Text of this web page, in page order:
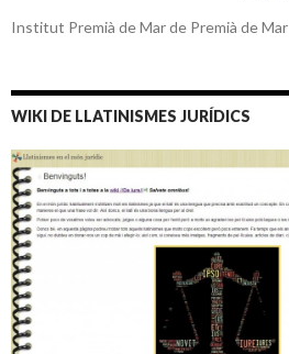
Institut Premià de Mar de Premià de Mar
WIKI DE LLATINISMES JURÍDICS